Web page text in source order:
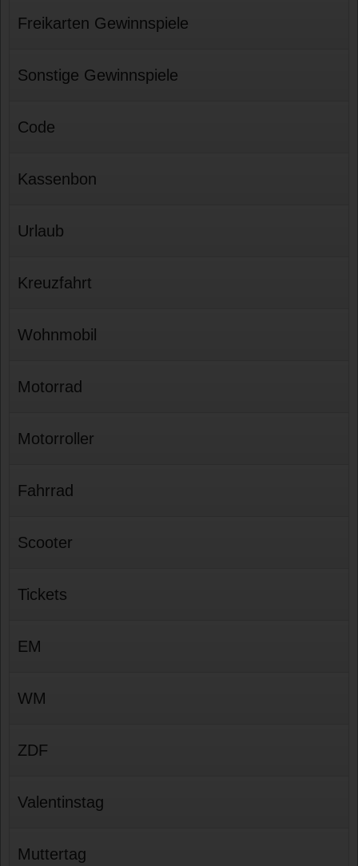
Freikarten Gewinnspiele
Sonstige Gewinnspiele
Code
Kassenbon
Urlaub
Kreuzfahrt
Wohnmobil
Motorrad
Motorroller
Fahrrad
Scooter
Tickets
EM
WM
ZDF
Valentinstag
Muttertag